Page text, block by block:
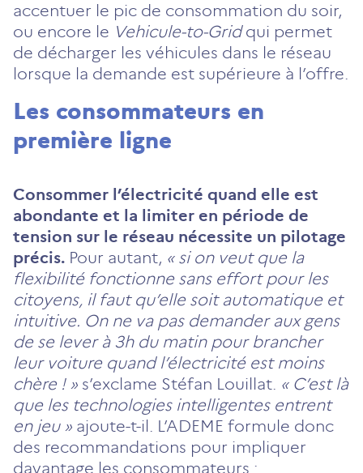
accentuer le pic de consommation du soir,
ou encore le Vehicule-to-Gridqui permet
de décharger les véhicules dans le réseau
lorsque la demande est supérieure à l’offre.
Les consommateurs en
première ligne
Consommer l’électricité quand elle est
abondante et la limiter en période de
tension sur le réseau nécessite un pilotage
précis. Pour autant, « si on veut que la
flexibilité fonctionne sans effort pour les
citoyens, il faut qu’elle soit automatique et
intuitive. On ne va pas demander aux gens
de se lever à 3h du matin pour brancher
leur voiture quand l’électricité est moins
chère ! » s’exclame Stéfan Louillat. « C’est là
que les technologies intelligentes entrent
en jeu » ajoute-t-il. L’ADEME formule donc
des recommandations pour impliquer
davantage les consommateurs :